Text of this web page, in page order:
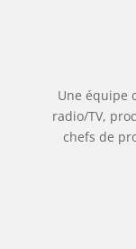
Une équipe
radio/TV,
chefs de